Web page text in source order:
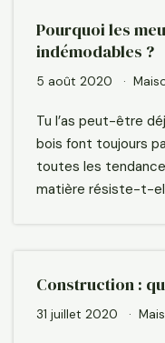
Pourquoi les
indémodables ?
5 août 2020
Tu l’as peut-être
bois font toujours
toutes les
matière résiste-t-
Construction :
31 juillet 2020